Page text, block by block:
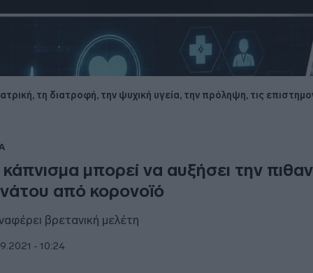
τη διατροφή, την ψυχική υγεία, την πρόληψη, τις
μπορεί να αυξήσει την
από κορονοϊό
βρετανική μελέτη
- 10:24